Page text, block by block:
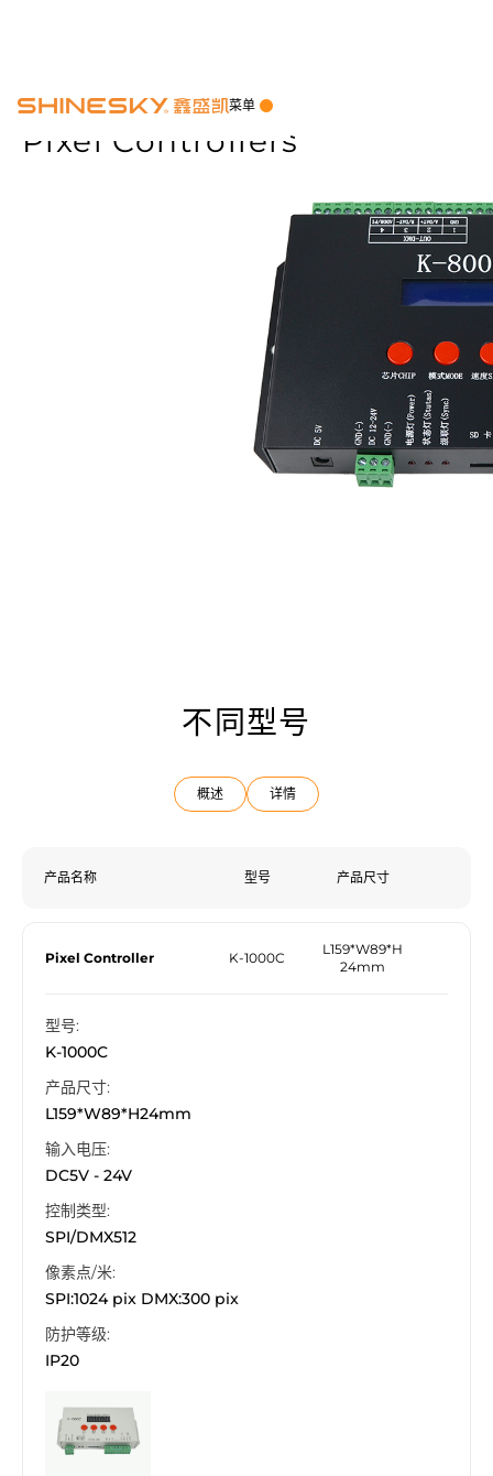
菜单
Pixel Controllers
不同型号
概述 详情
产品名称 型号 产品尺寸
Pixel Controller K-1000C
L159*W89*H
24mm
型号:
K-1000C
产品尺寸:
L159*W89*H24mm
输入电压:
DC5V - 24V
控制类型:
SPI/DMX512
像素点/米:
SPI:1024 pix DMX:300 pix
防护等级:
IP20